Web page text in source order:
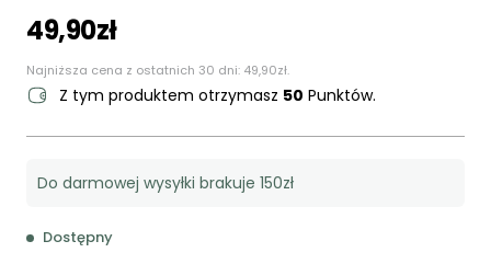
49,90zł
Najniższa cena z ostatnich 30 dni: 49,90zł.
Z tym produktem otrzymasz 50 Punktów.
Do darmowej wysyłki brakuje 150zł
Dostępny